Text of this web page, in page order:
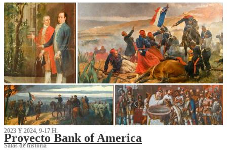
2023 Y 2024, 9-17 H.
Proyecto Bank of America
S‌alas de historia